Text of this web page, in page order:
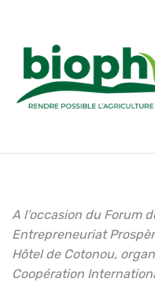
A l’occasion du Forum
Entrepreneuriat
Hôtel de Cotonou,
Coopération